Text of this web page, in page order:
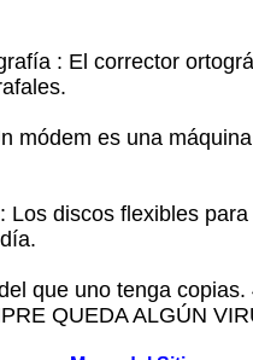
: El corrector
módem es una
discos flexibles
que uno tenga
QUEDA ALGÚN